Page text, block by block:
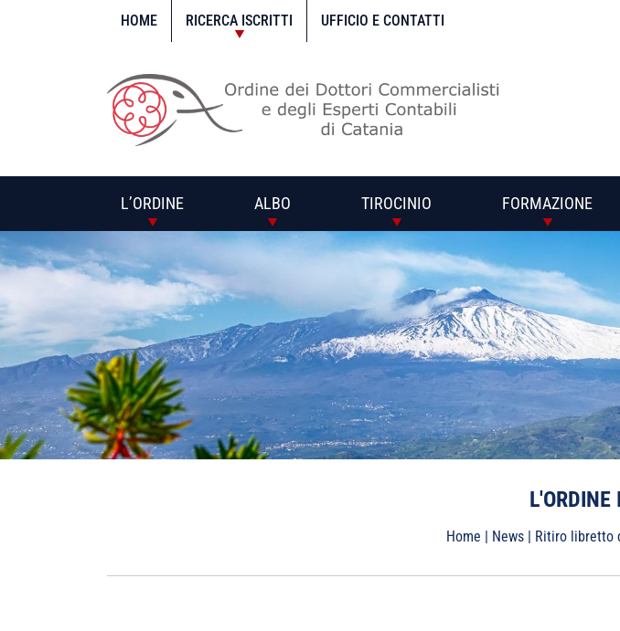
HOME RICERCA ISCRITTI UFFICIO E CONTATTI
L’ORDINE ALBO TIROCINIO FORMAZIONE
L'ORDINE
Home | News | Ritiro libretto